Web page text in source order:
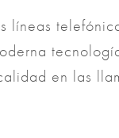
líneas
en las